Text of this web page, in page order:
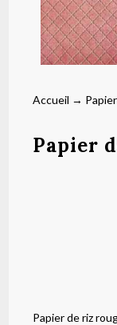
Accueil →
Papier
Papier de riz